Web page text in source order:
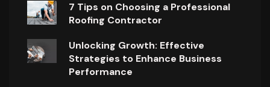
7 Tips on Choosing a Professional
Roofing Contractor
Unlocking Growth: Effective
Strategies to Enhance Business
Performance